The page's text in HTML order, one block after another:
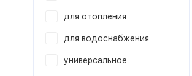
для отопления
для водоснабжения
универсальное